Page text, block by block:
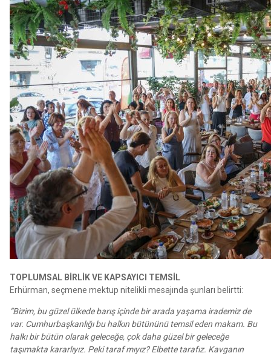
TOPLUMSAL BİRLİK VE KAPSAYICI TEMSİL
Erhürman, seçmene mektup nitelikli mesajında şunları belirtti:
“Bizim, bu güzel ülkede barış içinde bir arada yaşama irademiz de
var. Cumhurbaşkanlığı bu halkın bütününü temsil eden makam. Bu
halkı bir bütün olarak geleceğe, çok daha güzel bir geleceğe
taşımakta kararlıyız. Peki taraf mıyız? Elbette tarafız. Kavganın